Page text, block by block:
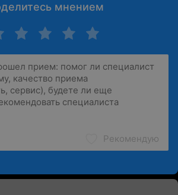
мнением
Рекомендую